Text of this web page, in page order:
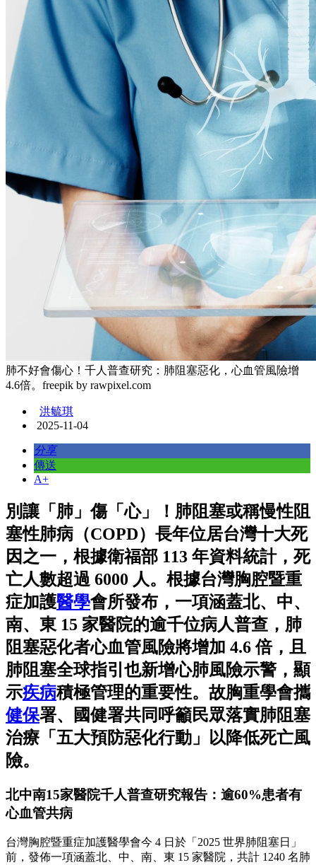
肺不好會傷心！千人普查研究：肺阻塞惡化，心血管風險增
4.6倍。freepik by rawpixel.com
洪毓琪
2025-11-04
分享
傳送
A+
別讓「肺」傷「心」！肺阻塞或稱慢性阻
塞性肺病（COPD）長年位居台灣十大死
因之一，根據衛福部 113 年資料統計，死
亡人數超過 6000 人。根據台灣胸腔暨重
症加護醫學會所發布，一項涵蓋北、中、
南、東 15 家醫院的逾千位病人普查，肺
阻塞惡化者心血管風險將增加 4.6 倍，且
肺阻塞全球指引也新增心肺風險示警，顯
示疾病積極管理的重要性。故胸重學會攜
健保署、國健署共同呼籲民眾落實肺阻塞
治療「五大預防惡化行動」以降低死亡風
險。
北中南15家醫院千人普查研究報告：逾60%患者有
心血管共病
台灣胸腔暨重症加護醫學會今 4 日於「2025 世界肺阻塞日」
前，發佈一項涵蓋北、中、南、東 15 家醫院，共計 1240 名肺